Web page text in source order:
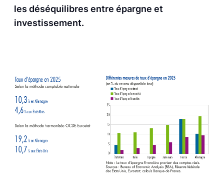
les déséquilibres entre épargne et
investissement.